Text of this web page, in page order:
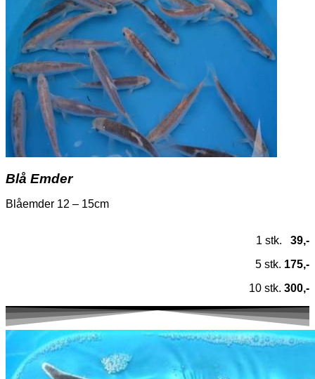
Blå Emder
Blåemder 12 – 15cm
1 stk. 39,-
5 stk. 175,-
10 stk. 300,-